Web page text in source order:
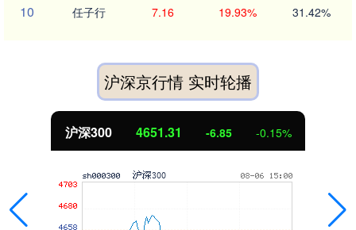
10 任子行 7.16 19.93% 31.42%
沪深京行情 实时轮播
北证50 1122.88 3.42 0.30%